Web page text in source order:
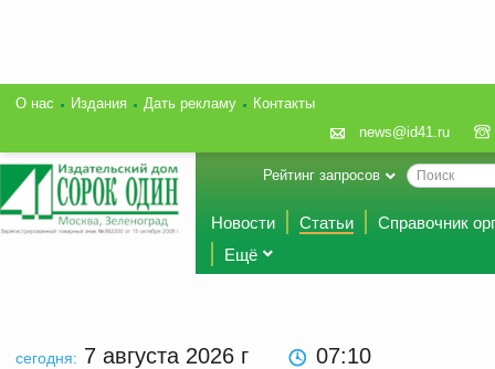
О нас Издания Дать рекламу
Контакты
news@id41.ru
Рейтинг запросов
Новости Статьи
Справочник
Ещё
сегодня: 7 августа 2026 г 07:10